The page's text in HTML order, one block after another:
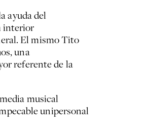
ayuda del
interior
El mismo Tito
una
referente de la
musical
unipersonal